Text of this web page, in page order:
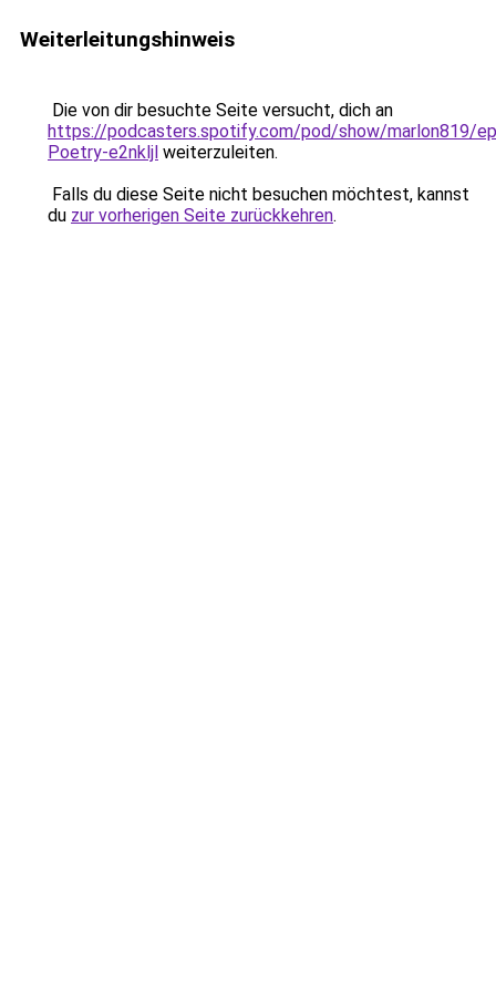
Weiterleitungshinweis
Die von dir besuchte Seite versucht, dich an
https://podcasters.spotify.com/pod/show/marlon819/
Poetry-e2nkljl weiterzuleiten.
Falls du diese Seite nicht besuchen möchtest, kannst
du zur vorherigen Seite zurückkehren.